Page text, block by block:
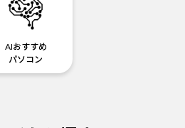
AIおすすめ
パソコン